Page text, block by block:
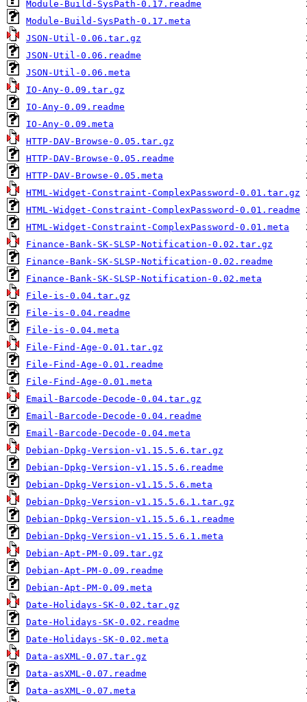
Module-Build-SysPath-0.17.readme
Module-Build-SysPath-0.17.meta
JSON-Util-0.06.tar.gz
JSON-Util-0.06.readme
JSON-Util-0.06.meta
IO-Any-0.09.tar.gz
IO-Any-0.09.readme
IO-Any-0.09.meta
HTTP-DAV-Browse-0.05.tar.gz
HTTP-DAV-Browse-0.05.readme
HTTP-DAV-Browse-0.05.meta
HTML-Widget-Constraint-ComplexPassword-0.01.tar.gz
HTML-Widget-Constraint-ComplexPassword-0.01.readme
HTML-Widget-Constraint-ComplexPassword-0.01.meta
Finance-Bank-SK-SLSP-Notification-0.02.tar.gz
Finance-Bank-SK-SLSP-Notification-0.02.readme
Finance-Bank-SK-SLSP-Notification-0.02.meta
File-is-0.04.tar.gz
File-is-0.04.readme
File-is-0.04.meta
File-Find-Age-0.01.tar.gz
File-Find-Age-0.01.readme
File-Find-Age-0.01.meta
Email-Barcode-Decode-0.04.tar.gz
Email-Barcode-Decode-0.04.readme
Email-Barcode-Decode-0.04.meta
Debian-Dpkg-Version-v1.15.5.6.tar.gz
Debian-Dpkg-Version-v1.15.5.6.readme
Debian-Dpkg-Version-v1.15.5.6.meta
Debian-Dpkg-Version-v1.15.5.6.1.tar.gz
Debian-Dpkg-Version-v1.15.5.6.1.readme
Debian-Dpkg-Version-v1.15.5.6.1.meta
Debian-Apt-PM-0.09.tar.gz
Debian-Apt-PM-0.09.readme
Debian-Apt-PM-0.09.meta
Date-Holidays-SK-0.02.tar.gz
Date-Holidays-SK-0.02.readme
Date-Holidays-SK-0.02.meta
Data-asXML-0.07.tar.gz
Data-asXML-0.07.readme
Data-asXML-0.07.meta